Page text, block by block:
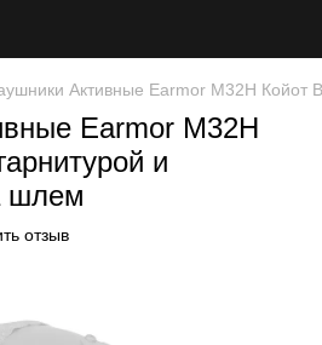
Активные Earmor M32H Койот
Earmor M32H
и
шлем
отзыв